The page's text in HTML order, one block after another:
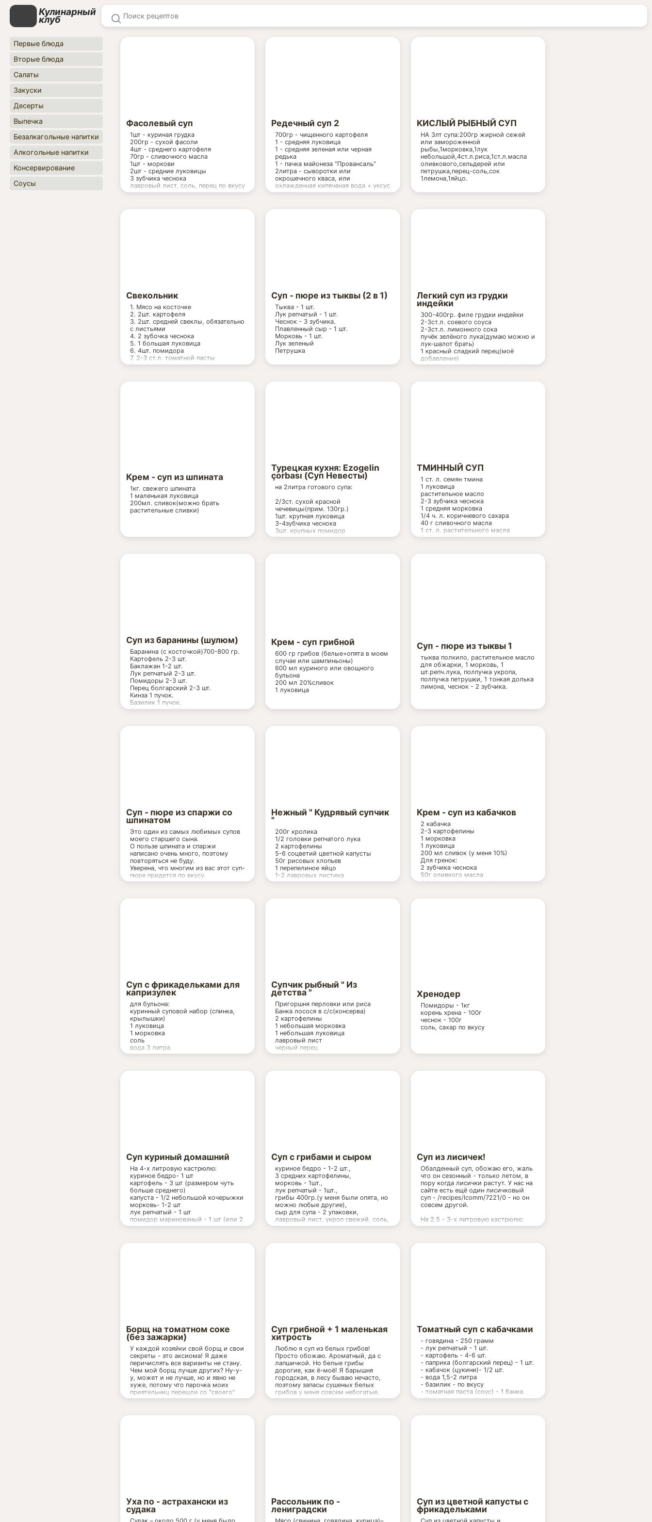
Кулинарный
клуб
Первые блюда
Вторые блюда
Салаты
Закуски
Десерты
Выпечка
Безалкагольные напитки
Алкогольные напитки
Консервирование
Соусы
Фасолевый суп
1шт - куриная грудка
200гр - сухой фасоли
4шт - среднего картофеля
70гр - сливочного масла
1шт - моркови
2шт - средние луковицы
3 зубчика чеснока
лавровый лист, соль, перец по вкусу
Редечный суп 2
700гр - чищенного картофеля
1 - средняя луковица
1 - средняя зеленая или черная
редька
1 - пачка майонеза "Провансаль"
2литра - сыворотки или
окрошечного кваса, или
охлажденная кипяченая вода + уксус
редис
КИСЛЫЙ РЫБНЫЙ СУП
НА 3лт супа:200гр жирной сежей
или замороженной
рыбы,1морковка,1лук
небольшой,4ст.л.риса,1ст.л.масла
оливкового,сельдерей или
петрушка,перец-соль,сок
1лемона,1яйцо.
Свекольник
1. Мясо на косточке
2. 2шт. картофеля
3. 2шт. средней свеклы, обязательно
с листьями
4. 2 зубочка чеснока
5. 1 большая луковица
6. 4шт. помидора
7. 2-3 ст.л. томатной пасты
8. растительного масла для
Суп - пюре из тыквы (2 в 1)
Тыква - 1 шт.
Лук репчатый - 1 шт.
Чеснок - 3 зубчика.
Плавленный сыр - 1 шт.
Морковь - 1 шт.
Лук зеленый
Петрушка
Легкий суп из грудки
индейки
300-400гр. филе грудки индейки
2-3ст.л. соевого соуса
2-3ст.л. лимонного сока
пучёк зелёного лука(думаю можно и
лук-шалот брать)
1 красный сладкий перец(моё
добавление)
кубик куриного бульона(я брала 2л
Крем - суп из шпината
1кг. свежего шпината
1 маленькая луковица
200мл. сливок(можно брать
растительные сливки)
Турецкая кухня: Ezogelin
çorbası (Суп Невесты)
на 2литра готового супа:
2/3ст. сухой красной
чечевицы(прим. 130гр.)
1шт. крупная луковица
3-4зубчика чеснока
3шт. крупных помидор
3ст.л. с горкой томат-пасты
ТМИННЫЙ СУП
1 ст. л. семян тмина
1 луковица
растительное масло
2-3 зубчика чеснока
1 средняя морковка
1/4 ч. л. коричневого сахара
40 г сливочного масла
1 ст. л. растительного масла
2 -3 ст. л. муки
Суп из баранины (шулюм)
Баранина (с косточкой)700-800 гр.
Картофель 2-3 шт.
Баклажан 1-2 шт.
Лук репчатый 2-3 шт.
Помидоры 2-3 шт.
Перец болгарский 2-3 шт.
Кинза 1 пучок.
Базилик 1 пучок.
Перец горький 1 шт.
Крем - суп грибной
600 гр грибов (белые+опята в моем
случае или шампиньоны)
600 мл куриного или овощного
бульона
200 мл 20%сливок
1 луковица
Суп - пюре из тыквы 1
тыква полкило, растительное масло
для обжарки, 1 морковь, 1
шт.репч.лука, полпучка укропа,
полпучка петрушки, 1 тонкая долька
лимона, чеснок - 2 зубчика.
Суп - пюре из спаржи со
шпинатом
Это один из самых любимых супов
моего старшего сына.
О пользе шпината и спаржи
написано очень много, поэтому
повторяться не буду.
Уверена, что многим из вас этот суп-
пюре придется по вкусу.
Нежный " Кудрявый супчик
"
200г кролика
1/2 головки репчатого лука
2 картофелины
5-6 соцветий цветной капусты
50г рисовых хлопьев
1 перепелиное яйцо
1-2 лавровых листика
Крем - суп из кабачков
2 кабачка
2-3 картофелины
1 морковка
1 луковица
200 мл сливок (у меня 10%)
Для гренок:
2 зубчика чеснока
50г оливкого масла
0,5 батона белого хлеба
Суп с фрикадельками для
капризулек
для бульона:
куринный суповой набор (спинка,
крылышки)
1 луковица
1 морковка
соль
вода 3 литра
Супчик рыбный " Из
детства "
Пригоршня перловки или риса
Банка лосося в с/с(консерва)
2 картофелины
1 небольшая морковка
1 небольшая луковица
лавровый лист
черный перец
Хренодер
Помидоры - 1кг
корень хрена - 100г
чеснок - 100г
соль, сахар по вкусу
Суп куриный домашний
На 4-х литровую кастрюлю:
куриное бедро- 1 шт
картофель - 3 шт (размером чуть
больше среднего)
капуста - 1/2 небольшой кочерыжки
морковь- 1-2 шт
лук репчатый - 1 шт
помидор маринованый - 1 шт (или 2
свежих)
Суп с грибами и сыром
куриное бедро - 1-2 шт.,
3 средних картофелины,
морковь - 1шт.,
лук репчатый - 1шт.,
грибы 400гр.(у меня были опята, но
можно любые другие),
сыр для супа - 2 упаковки,
лавровый лист, укроп свежий, соль,
перец по вкусу.
Суп из лисичек!
Обалденный суп, обожаю его, жаль
что он сезонный - только летом, в
пору когда лисички растут. У нас на
сайте есть ещё один лисичковый
суп - /recipes/lcomm/7221/0 - но он
совсем другой.
На 2.5 - 3-х литровую кастрюлю:
Борщ на томатном соке
(без зажарки)
У каждой хозяйки свой борщ и свои
секреты - это аксиома! Я даже
перичислять все варианты не стану.
Чем мой борщ лучше других? Ну-у-
у, может и не лучше, но и явно не
хуже, потому что парочка моих
приятельниц перешли со "своего"
борща на "мой", а это уже
Самый основной принцип моего
борща - отсутствие зажарки! я
готовлю только из свежих овощей.
Суп грибной + 1 маленькая
хитрость
Люблю я суп из белых грибов!
Просто обожаю. Ароматный, да с
лапшичкой. Но белые грибы
дорогие, как ё-моё! Я барышня
городская, в лесу бываю нечасто,
поэтому запасы сушеных белых
грибов у меня совсем небогатые.
Что ж теперь грибной суп не есть?
Томатный суп с кабачками
- говядина - 250 грамм
- лук репчатый - 1 шт.
- картофель - 4-6 шт.
- паприка (болгарский перец) - 1 шт.
- кабачок (цукини)- 1/2 шт.
- вода 1,5-2 литра
- базилик - по вкусу
- томатная паста (соус) - 1 банка.
- 2-3 зубчика чеснока
Уха по - астрахански из
судака
Рассольник по -
лениградски
Суп из цветной капусты с
фрикадельками